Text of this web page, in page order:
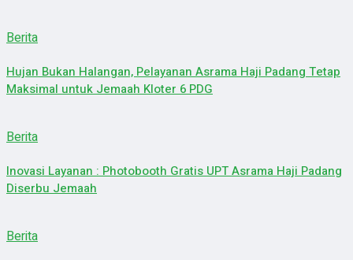
Berita
Hujan Bukan Halangan, Pelayanan Asrama Haji Padang Tetap
Maksimal untuk Jemaah Kloter 6 PDG
Berita
Inovasi Layanan : Photobooth Gratis UPT Asrama Haji Padang
Diserbu Jemaah
Berita